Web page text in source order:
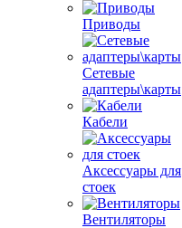
Приводы
Сетевые
адаптеры\карты
Кабели
Аксессуары для
стоек
Вентиляторы